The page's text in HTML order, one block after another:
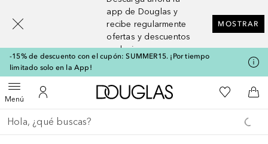
app de Douglas y
recibe regularmente
ofertas y descuentos
exclusivos
MOSTRAR
-15% de descuento con el cupón: SUMMER15. ¡Por tiempo
limitado solo en la App!
MenúAbrir menúMi cuenta
A Douglas HomeMi lista de
A
Regresar
Ejecutar búsqueda
[navigation.slideout.screenreader]